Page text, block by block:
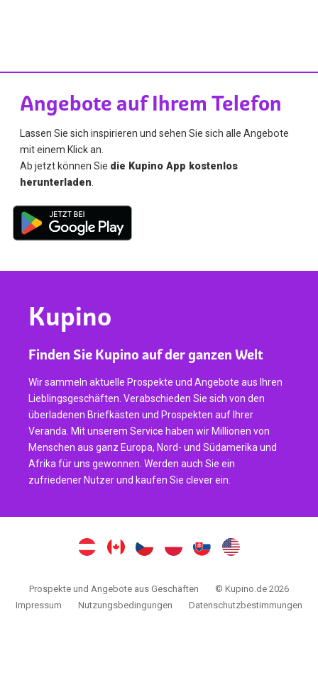
Angebote auf Ihrem Telefon
Lassen Sie sich inspirieren und sehen Sie sich alle Angebote
mit einem Klick an.
Ab jetzt können Sie die Kupino App kostenlos
herunterladen.
Kupino
Finden Sie Kupino auf der ganzen Welt
Wir sammeln aktuelle Prospekte und Angebote aus Ihren
Lieblingsgeschäften. Verabschieden Sie sich von den
überladenen Briefkästen und Prospekten auf Ihrer
Veranda. Mit unserem Service haben wir Millionen von
Menschen aus ganz Europa, Nord- und Südamerika und
Afrika für uns gewonnen. Werden auch Sie ein
zufriedener Nutzer und kaufen Sie clever ein.
Prospekte und Angebote aus Geschäften
© Kupino.de 2026
Impressum
Nutzungsbedingungen Datenschutzbestimmungen